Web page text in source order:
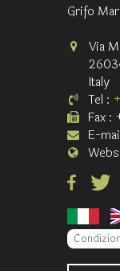
Grifo
Via
Italy
Tel :
Fax :
E-